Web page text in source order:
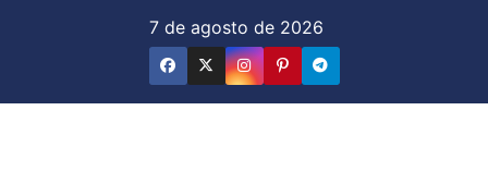
7 de agosto de 2026